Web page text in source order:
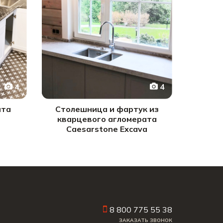
4 4
Столешница и фартук из
кварцевого агломерата
Caesarstone Excava
8 800 775 55 38
ЗАКАЗАТЬ ЗВОНОК